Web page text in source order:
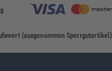
(ausgenommen Sperrgutartikel)